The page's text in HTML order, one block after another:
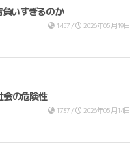
いすぎるのか
1457 / 2026年05月19日
会の危険性
1737 / 2026年05月14日